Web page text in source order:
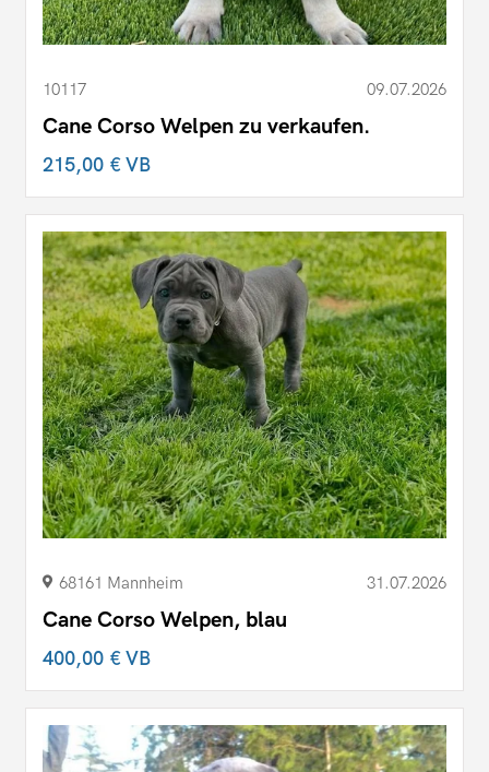
10117 09.07.2026
Cane Corso Welpen zu verkaufen.
215,00 €VB
68161 Mannheim 31.07.2026
Cane Corso Welpen, blau
400,00 €VB